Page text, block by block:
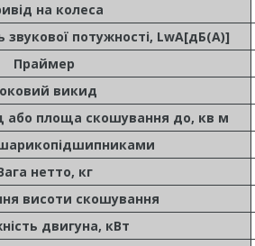
на колеса
звукової потужності, LwA[дБ(A)]
Праймер
викид
або площа скошування до, кв м
нетто, кг
висоти скошування
двигуна, кВт